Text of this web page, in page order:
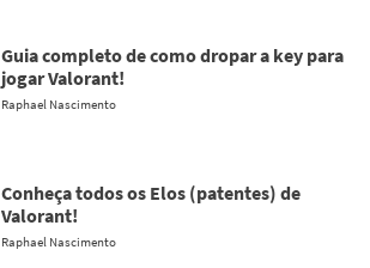
Guia completo de como dropar a key para
jogar Valorant!
Raphael Nascimento
Conheça todos os Elos (patentes) de
Valorant!
Raphael Nascimento